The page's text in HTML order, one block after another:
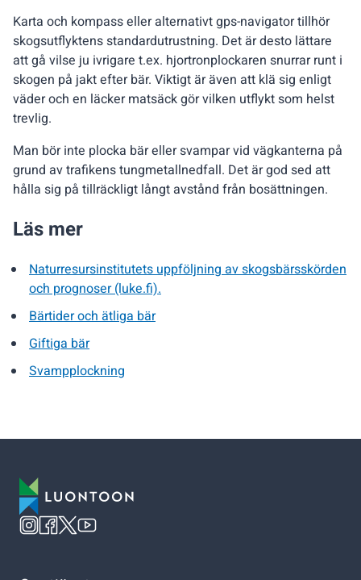
Karta och kompass eller alternativt gps-navigator tillhör
skogsutflyktens standardutrustning. Det är desto lättare
att gå vilse ju ivrigare t.ex. hjortronplockaren snurrar runt i
skogen på jakt efter bär. Viktigt är även att klä sig enligt
väder och en läcker matsäck gör vilken utflykt som helst
trevlig.
Man bör inte plocka bär eller svampar vid vägkanterna på
grund av trafikens tungmetallnedfall. Det är god sed att
hålla sig på tillräckligt långt avstånd från bosättningen.
Läs mer
Naturresursinstitutets uppföljning av skogsbärsskörden
och prognoser (luke.fi).
Bärtider och ätliga bär
Giftiga bär
Svampplockning